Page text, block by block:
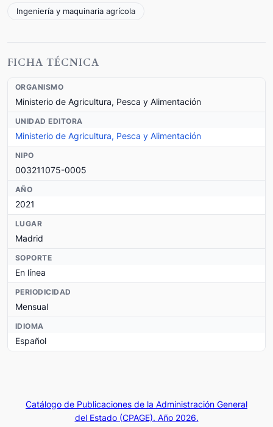
Ingeniería y maquinaria agrícola
FICHA TÉCNICA
ORGANISMO
Ministerio de Agricultura, Pesca y Alimentación
UNIDAD EDITORA
Ministerio de Agricultura, Pesca y Alimentación
NIPO
003211075-0005
AÑO
2021
LUGAR
Madrid
SOPORTE
En línea
PERIODICIDAD
Mensual
IDIOMA
Español
Catálogo de Publicaciones de la Administración General
del Estado (CPAGE). Año 2026.